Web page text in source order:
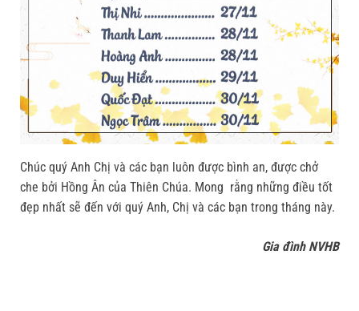
Chúc quý Anh Chị và các bạn luôn được bình an, được chở
che bởi Hồng Ân của Thiên Chúa. Mong rằng những điều tốt
đẹp nhất sẽ đến với quý Anh, Chị và các bạn trong tháng này.
Gia đình NVHB